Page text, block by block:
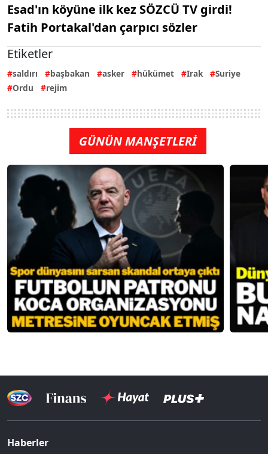
Esad'ın köyüne ilk kez SÖZCÜ TV girdi!
Fatih Portakal'dan çarpıcı sözler
Etiketler
saldırı başbakan asker hükümet Irak
Suriye
Ordu
rejim
GÜNÜN MANŞETLERİ
Haberler